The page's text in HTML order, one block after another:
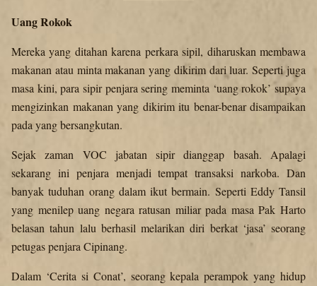
Uang Rokok
Mereka yang ditahan karena perkara sipil, diharuskan membawa
makanan atau minta makanan yang dikirim dari luar. Seperti juga
masa kini, para sipir penjara sering meminta ‘uang rokok’ supaya
mengizinkan makanan yang dikirim itu benar-benar disampaikan
pada yang bersangkutan.
Sejak zaman VOC jabatan sipir dianggap basah. Apalagi
sekarang ini penjara menjadi tempat transaksi narkoba. Dan
banyak tuduhan orang dalam ikut bermain. Seperti Eddy Tansil
yang menilep uang negara ratusan miliar pada masa Pak Harto
belasan tahun lalu berhasil melarikan diri berkat ‘jasa’ seorang
petugas penjara Cipinang.
Dalam ‘Cerita si Conat’, seorang kepala perampok yang hidup